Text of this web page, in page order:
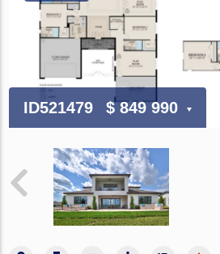
ID521479 $ 849 990